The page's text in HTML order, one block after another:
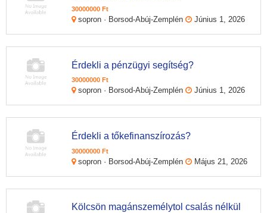
30000000 Ft
sopron · Borsod-Abúj-Zemplén Június 1, 2026
Érdekli a pénzügyi segítség?
30000000 Ft
sopron · Borsod-Abúj-Zemplén Június 1, 2026
Érdekli a tőkefinanszírozás?
30000000 Ft
sopron · Borsod-Abúj-Zemplén Május 21, 2026
Kölcsön magánszemélytol csalás nélkül